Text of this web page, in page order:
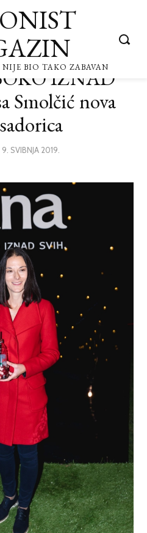
BIO TAKO ZABAVAN
IZNAD
Smolčić nova
POSTED
9. SVIBNJA 2019.